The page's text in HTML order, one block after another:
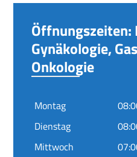
Öffnungszeiten:
Gynäkologie,
Onkologie
Montag
Dienstag
Mittwoch